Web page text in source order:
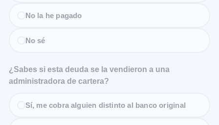
No la he pagado
No sé
¿Sabes si esta deuda se la vendieron a una
administradora de cartera?
Sí, me cobra alguien distinto al banco original